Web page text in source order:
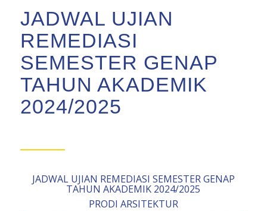
JADWAL UJIAN
REMEDIASI
SEMESTER GENAP
TAHUN AKADEMIK
2024/2025
JADWAL UJIAN REMEDIASI SEMESTER GENAP
TAHUN AKADEMIK 2024/2025
PRODI ARSITEKTUR